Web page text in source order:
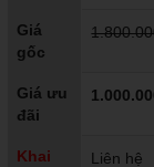
Giá
gốc
Giá ưu
đãi
Khai
Liên hệ